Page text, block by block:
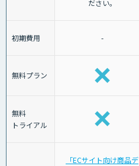
ださい。
初期費用 -
無料プラン
無料
トライアル
「ECサイト向け商品デ